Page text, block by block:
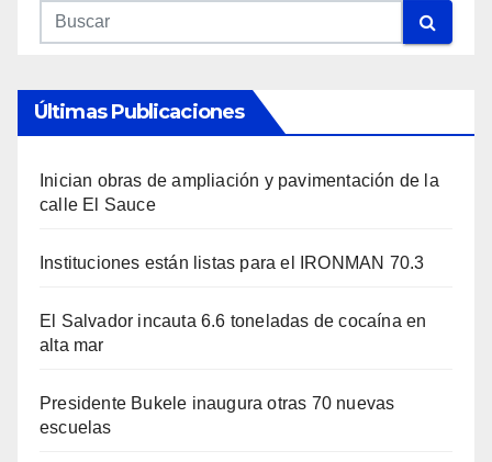
Últimas Publicaciones
Inician obras de ampliación y pavimentación de la
calle El Sauce
Instituciones están listas para el IRONMAN 70.3
El Salvador incauta 6.6 toneladas de cocaína en
alta mar
Presidente Bukele inaugura otras 70 nuevas
escuelas